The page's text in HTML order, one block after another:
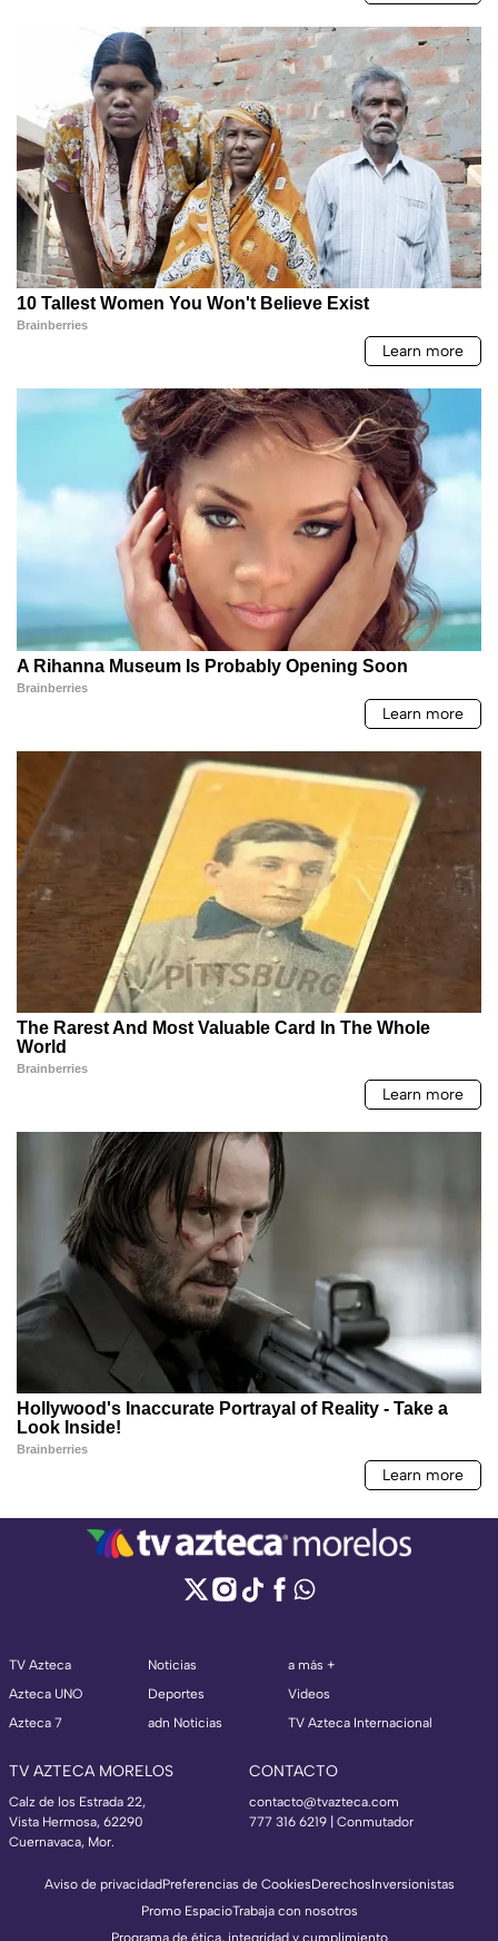
TV Azteca
Azteca UNO
Azteca 7
Noticias
Deportes
adn Noticias
a más +
Videos
TV Azteca Internacional
TV AZTECA MORELOS
Calz de los Estrada 22,
Vista Hermosa, 62290
Cuernavaca, Mor.
CONTACTO
contacto@tvazteca.com
777 316 6219 | Conmutador
Aviso de privacidadPreferencias de CookiesDerechosInversionistas
Promo EspacioTrabaja con nosotros
Programa de ética, integridad y cumplimiento